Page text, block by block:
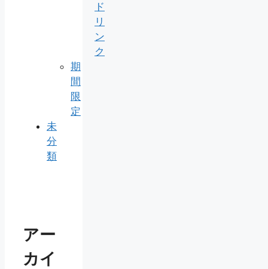
ド
リ
ン
ク
期
間
限
定
未
分
類
アー
カイ